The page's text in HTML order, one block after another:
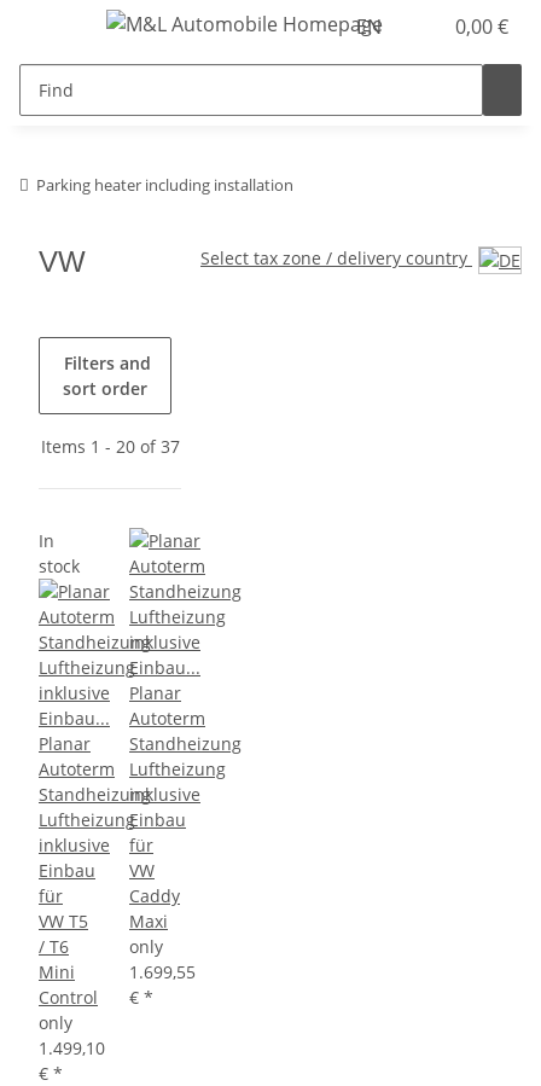
EN 0,00 €
Parking heater including installation
Select tax zone / delivery country
VW
sort order
Items 1 - 20 of 37
In
stock
Planar
Autoterm
Standheizung
Luftheizung
inklusive
Einbau
für
VW T5
/ T6
Mini
Control
only
1.499,10
€ *
Planar
Autoterm
Standheizung
Luftheizung
inklusive
Einbau
für
VW
Caddy
Maxi
only
1.699,55
€ *